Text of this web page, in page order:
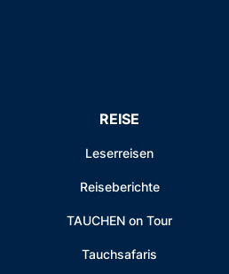
REISE
Leserreisen
Reiseberichte
TAUCHEN on Tour
Tauchsafaris